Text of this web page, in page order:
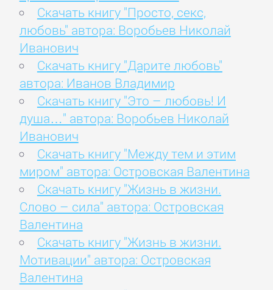
Скачать книгу "Просто, секс,
любовь" автора: Воробьев Николай
Иванович
Скачать книгу "Дарите любовь"
автора: Иванов Владимир
Скачать книгу "Это – любовь! И
душа…" автора: Воробьев Николай
Иванович
Скачать книгу "Между тем и этим
миром" автора: Островская Валентина
Скачать книгу "Жизнь в жизни.
Слово – сила" автора: Островская
Валентина
Скачать книгу "Жизнь в жизни.
Мотивации" автора: Островская
Валентина